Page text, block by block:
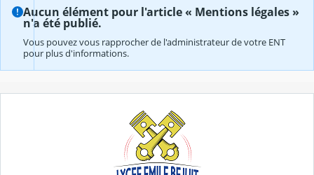
Aucun élément pour l'article « Mentions légales »
n'a été publié.
Vous pouvez vous rapprocher de l'administrateur de votre ENT
pour plus d'informations.